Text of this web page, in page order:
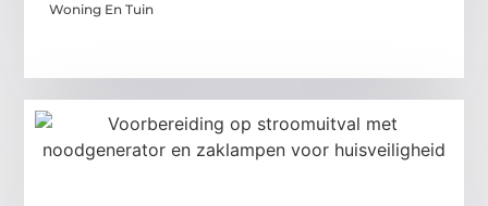
Woning En Tuin